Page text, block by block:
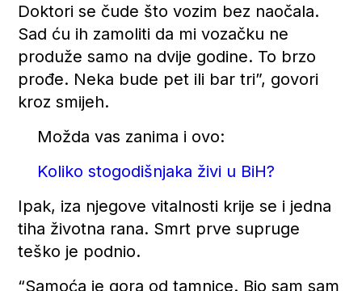
Doktori se čude što vozim bez naočala.
Sad ću ih zamoliti da mi vozačku ne
produže samo na dvije godine. To brzo
prođe. Neka bude pet ili bar tri”, govori
kroz smijeh.
Možda vas zanima i ovo:
Koliko stogodišnjaka živi u BiH?
Ipak, iza njegove vitalnosti krije se i jedna
tiha životna rana. Smrt prve supruge
teško je podnio.
“Samoća je gora od tamnice. Bio sam sam